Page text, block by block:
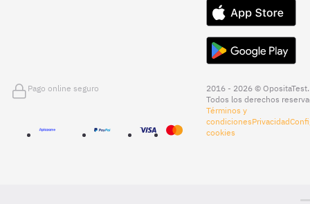
Pago online seguro
2016 - 2026 © OpositaTest.
Todos los derechos
Términos y
condicionesPrivacidad
cookies